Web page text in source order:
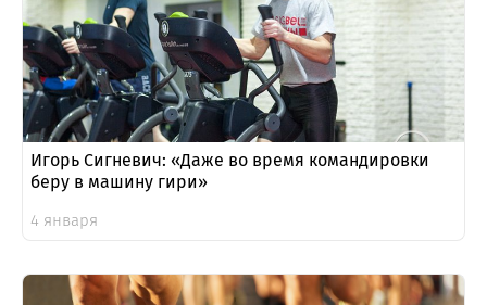
Игорь Сигневич: «Даже во время командировки
беру в машину гири»
4 января